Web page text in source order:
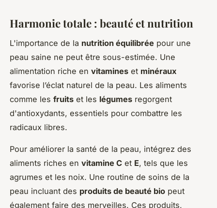
Harmonie totale : beauté et nutrition
L'importance de la nutrition équilibrée pour une
peau saine ne peut être sous-estimée. Une
alimentation riche en vitamines et minéraux
favorise l’éclat naturel de la peau. Les aliments
comme les fruits et les légumes regorgent
d'antioxydants, essentiels pour combattre les
radicaux libres.
Pour améliorer la santé de la peau, intégrez des
aliments riches en vitamine C et E, tels que les
agrumes et les noix. Une routine de soins de la
peau incluant des produits de beauté bio peut
également faire des merveilles. Ces produits,